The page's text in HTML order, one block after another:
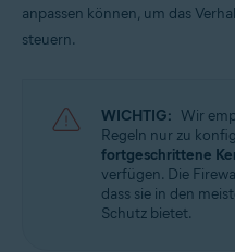
anpassen können, um das
steuern.
WICHTIG: Wir
Regeln nur zu
fortgeschrittene
verfügen. Die
dass sie in den
Schutz bietet.